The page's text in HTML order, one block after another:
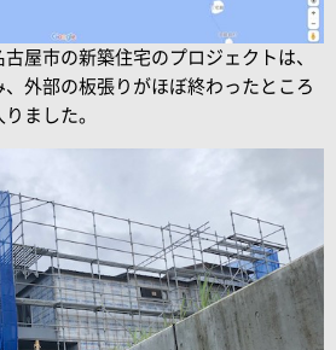
屋市の新築住宅のプロジェクトは、
外部の板張りがほぼ終わったところ
ました。